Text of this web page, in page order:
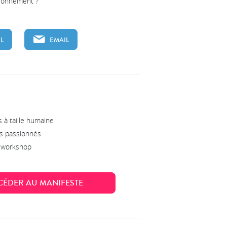
EMAIL
à taille humaine
passionnés
AU MANIFESTE